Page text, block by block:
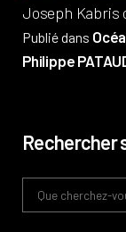
Joseph Kabris
Publié dans
Philippe
Rechercher